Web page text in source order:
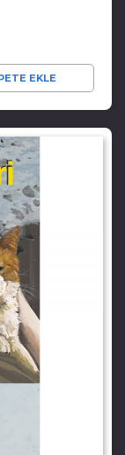
EKLE